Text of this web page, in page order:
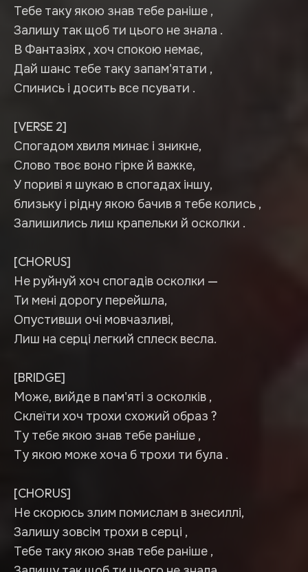
Тебе таку якою знав тебе раніше ,
Залишу так щоб ти цього не знала .
В Фантазіях , хоч спокою немає,
Дай шанс тебе таку запам'ятати ,
Спинись і досить все псувати .
[VERSE 2]
Спогадом хвиля минає і зникне,
Слово твоє воно гірке й важке,
У пориві я шукаю в спогадах іншу,
близьку і рідну якою бачив я тебе колись ,
Залишились лиш крапельки й осколки .
[CHORUS]
Не руйнуй хоч спогадів осколки —
Ти мені дорогу перейшла,
Опустивши очі мовчазливі,
Лиш на серці легкий сплеск весла.
[BRIDGE]
Може, вийде в пам'яті з осколків ,
Склеїти хоч трохи схожий образ ?
Ту тебе якою знав тебе раніше ,
Ту якою може хоча б трохи ти була .
[CHORUS]
Не скорюсь злим помислам в знесиллі,
Залишу зовсім трохи в серці ,
Тебе таку якою знав тебе раніше ,